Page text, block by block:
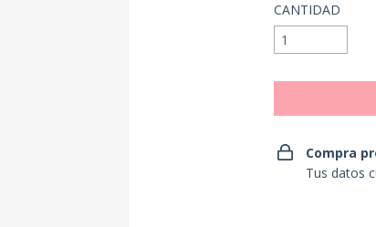
CANTIDAD
Compra
Tus datos